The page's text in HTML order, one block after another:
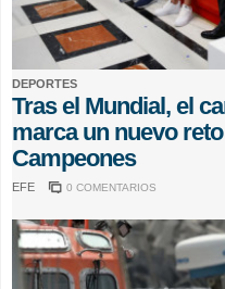
DEPORTES
Tras el Mundial, el
marca un nuevo
Campeones
EFE 0 COMENTARIOS